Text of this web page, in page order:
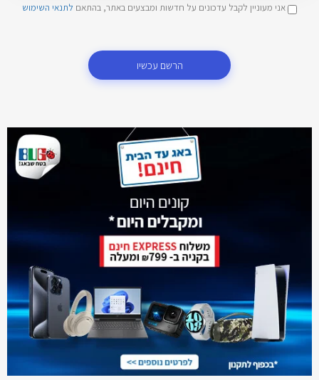
אני מעוניין לקבל עדכונים על חדשות ומבצעים באתר, בהתאם לתנאי השימוש
הרשם עכשיו